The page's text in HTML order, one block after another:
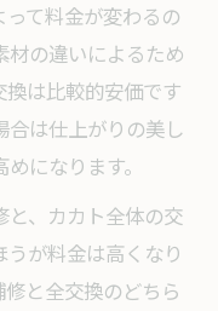
て料金が変わるの
材の違いによるため
は比較的安価です
合は仕上がりの美し
になります。
と、カカト全体の交
が料金は高くなり
と全交換のどちら